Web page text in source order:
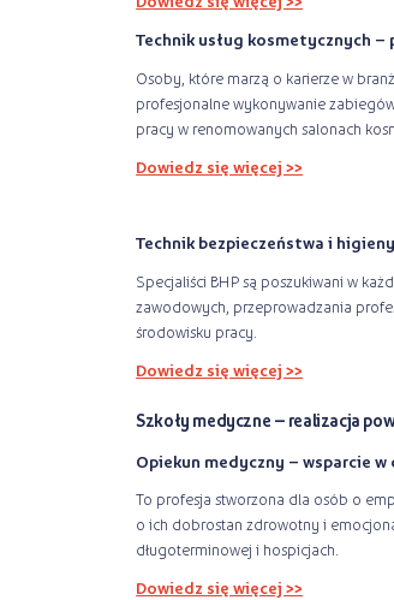
Technik usług kosmetycznych –
Osoby, które marzą o karierze w
profesjonalne wykonywanie
pracy w renomowanych salonach
Dowiedz się więcej >>
Technik bezpieczeństwa i
Specjaliści BHP są poszukiwani w
zawodowych, przeprowadzania
środowisku pracy.
Dowiedz się więcej >>
Szkoły medyczne – realizacja
Opiekun medyczny – wsparcie
To profesja stworzona dla osób o
o ich dobrostan zdrowotny i
długoterminowej i hospicjach.
Dowiedz się więcej >>